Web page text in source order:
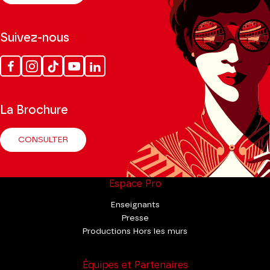
Suivez-nous
FacebookInstagram
Tik
Tok
YoutubeLinkedin
La Brochure
CONSULTER
Espace Pro
Enseignants
Presse
Productions Hors les murs
Équipes et Partenaires